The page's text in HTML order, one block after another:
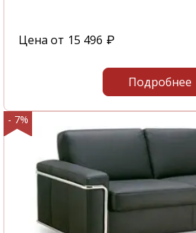
Цена от 15 496 ₽
Подробнее
- 7%